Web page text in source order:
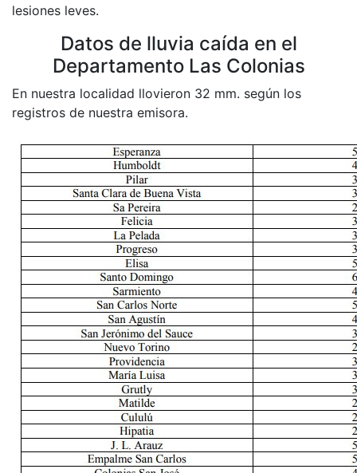
lesiones leves.
Datos de lluvia caída en el
Departamento Las Colonias
En nuestra localidad llovieron 32 mm. según los
registros de nuestra emisora.